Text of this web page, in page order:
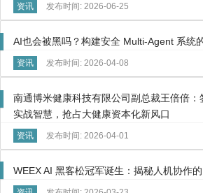
资讯 发布时间: 2026-06-25
AI也会被黑吗？构建安全 Multi-Agent 系统
资讯 发布时间: 2026-04-08
南通博米健康科技有限公司副总裁王倍倍
实战智慧，抢占大健康资本化新风口
资讯 发布时间: 2026-04-01
WEEX AI 黑客松冠军诞生：揭秘人机协作